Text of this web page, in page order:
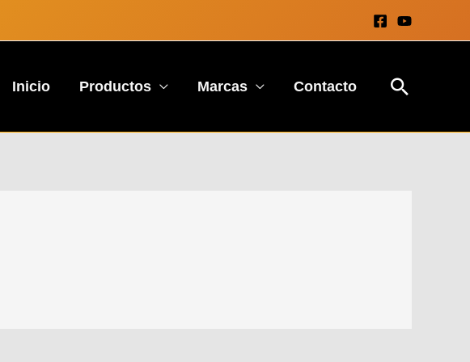
Inicio Productos Marcas Contacto Buscar